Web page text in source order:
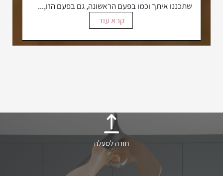
שתכננו איתך וכמו בפעם הראשונה, גם בפעם הזו,...
קרא עוד
חזרה למעלה